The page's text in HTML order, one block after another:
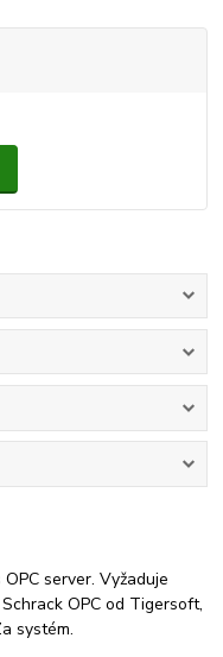
server. Vyžaduje
OPC od Tigersoft,
systém.